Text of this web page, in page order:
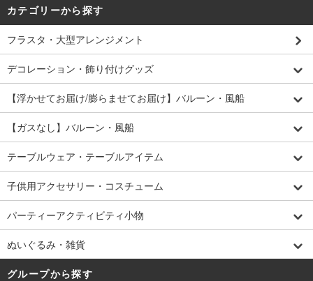
カテゴリーから探す
フラスタ・大型アレンジメント
デコレーション・飾り付けグッズ
【浮かせてお届け/膨らませてお届け】バルーン・風船
【ガスなし】バルーン・風船
テーブルウェア・テーブルアイテム
子供用アクセサリー・コスチューム
パーティーアクティビティ小物
ぬいぐるみ・雑貨
グループから探す